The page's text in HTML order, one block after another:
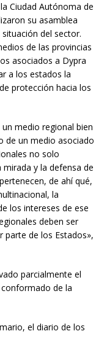
Ciudad Autónoma de
su asamblea
del sector.
de las provincias
asociados a Dypra
a los estados la
protección hacia los
medio regional bien
de un medio asociado
no solo
y la defensa de
de ahí qué,
la
los intereses de ese
deben ser
de los Estados»,
parcialmente el
de la
el diario de los